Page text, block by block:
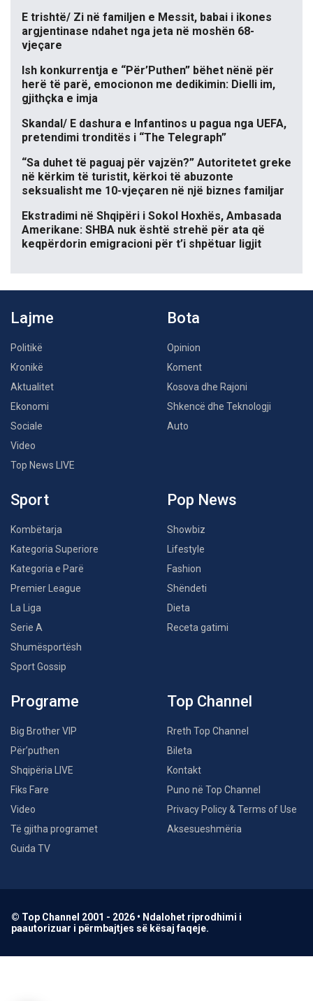
E trishtë/ Zi në familjen e Messit, babai i ikones
argjentinase ndahet nga jeta në moshën 68-
vjeçare
Ish konkurrentja e “Për’Puthen” bëhet nënë për
herë të parë, emocionon me dedikimin: Dielli im,
gjithçka e imja
Skandal/ E dashura e Infantinos u pagua nga UEFA,
pretendimi tronditës i “The Telegraph”
“Sa duhet të paguaj për vajzën?” Autoritetet greke
në kërkim të turistit, kërkoi të abuzonte
seksualisht me 10-vjeçaren në një biznes familjar
Ekstradimi në Shqipëri i Sokol Hoxhës, Ambasada
Amerikane: SHBA nuk është strehë për ata që
keqpërdorin emigracioni për t’i shpëtuar ligjit
Lajme
Politikë
Kronikë
Aktualitet
Ekonomi
Sociale
Video
Top News LIVE
Bota
Opinion
Koment
Kosova dhe Rajoni
Shkencë dhe Teknologji
Auto
Sport
Kombëtarja
Kategoria Superiore
Kategoria e Parë
Premier League
La Liga
Serie A
Shumësportësh
Sport Gossip
Pop News
Showbiz
Lifestyle
Fashion
Shëndeti
Dieta
Receta gatimi
Programe
Big Brother VIP
Për’puthen
Shqipëria LIVE
Fiks Fare
Video
Të gjitha programet
Guida TV
Top Channel
Rreth Top Channel
Bileta
Kontakt
Puno në Top Channel
Privacy Policy & Terms of Use
Aksesueshmëria
© Top Channel 2001 - 2026 • Ndalohet riprodhimi i
paautorizuar i përmbajtjes së kësaj faqeje.